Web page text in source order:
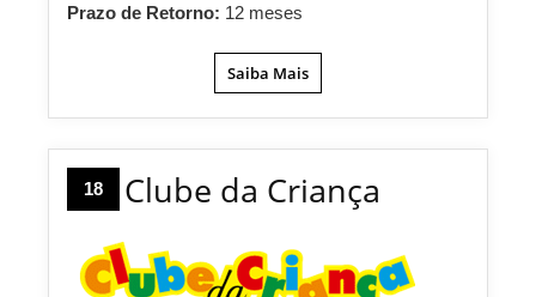
Prazo de Retorno: 12 meses
Saiba Mais
18 Clube da Criança